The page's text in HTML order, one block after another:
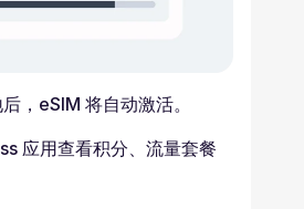
，eSIM 将自动激活。
应用查看积分、流量套餐